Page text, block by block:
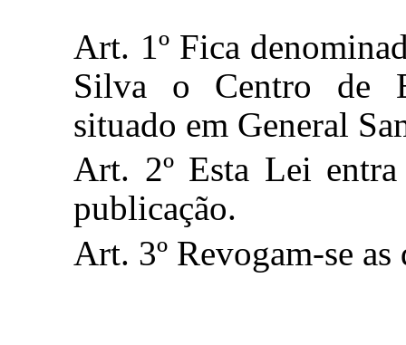
Art. 1º Fica
Silva o Centro de
situado em General
Art. 2º Esta Lei
publicação.
Art. 3º Revogam-se